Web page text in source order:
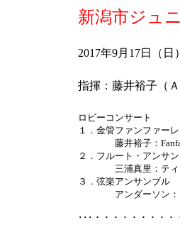
新潟市ジュ
2017年9月17日（
指揮：藤井裕子（
ロビーコンサート
１．金管ファンファーレ
藤井裕子：
２．フルート・アンサ
三浦真里：ティー
３．弦楽アンサンブル
アンダーソン：プ
･･･・・・・・・・・・